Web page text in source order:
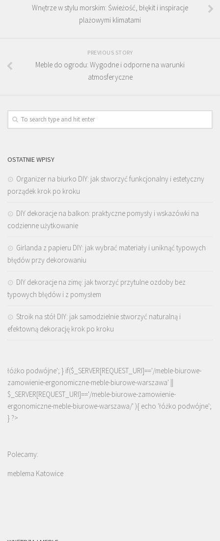
Wnętrze w stylu morskim: Świeżość, błękit i inspiracje
plażowymi klimatami
PREVIOUS STORY
Meble do ogrodu: Wygodne i odporne na warunki
atmosferyczne
OSTATNIE WPISY
Organizer na biurko DIY: jak stworzyć funkcjonalny i estetyczny
porządek krok po kroku
DIY dekoracje na balkon: praktyczne pomysły i wskazówki na
codzienne użytkowanie
Girlanda z papieru DIY: jak wybrać materiały i uniknąć typowych
błędów przy dekorowaniu
DIY dekoracje na zimę: jak tworzyć przytulne ozdoby bez
typowych błędów i z pomysłem
Stroik na stół DIY: jak samodzielnie stworzyć naturalną i
efektowną dekorację krok po kroku
łóżko podwójne'; } if($_SERVER[REQUEST_URI]=='/meble-biurowe-
zamowienie-ergonomiczne-meble-biurowe-warszawa' ||
$_SERVER[REQUEST_URI]=='/meble-biurowe-zamowienie-
ergonomiczne-meble-biurowe-warszawa/' ){ echo 'łóżko podwójne';
} ?>
Polecamy:
meblema Katowice